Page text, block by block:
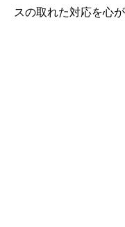
スの取れた対応を心